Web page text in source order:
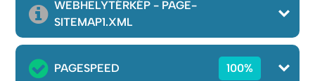
WEBHELYTÉRKÉP - PAGE-
SITEMAP1.XML
PAGESPEED 100%